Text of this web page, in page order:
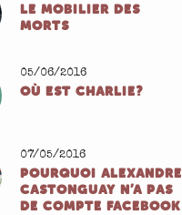
LE MOBILIER DES
MORTS
05/06/2016
OÙ EST CHARLIE?
07/05/2016
POURQUOI ALEXANDRE
CASTONGUAY N’A PAS
DE COMPTE FACEBOOK